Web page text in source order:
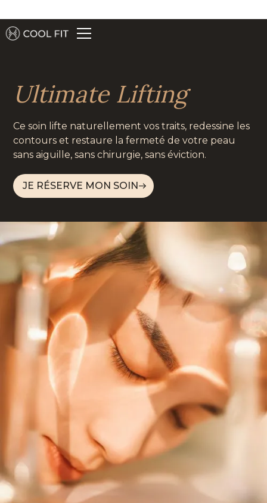
Ultimate Lifting
Ce soin lifte naturellement vos traits, redessine les
contours et restaure la fermeté de votre peau
sans aiguille, sans chirurgie, sans éviction.
JE RÉSERVE MON SOIN